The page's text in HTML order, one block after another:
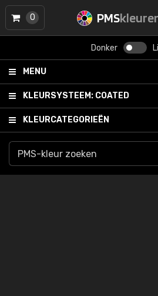
PMS
Donker
MENU
KLEURSYSTEEM: COATED
KLEURCATEGORIEËN
0